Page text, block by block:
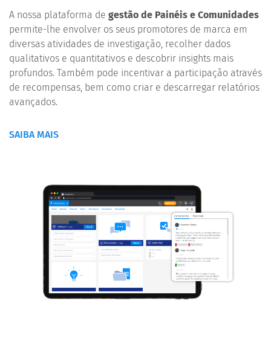
A nossa plataforma de gestão de Painéis e Comunidades
permite-lhe envolver os seus promotores de marca em
diversas atividades de investigação, recolher dados
qualitativos e quantitativos e descobrir insights mais
profundos. Também pode incentivar a participação através
de recompensas, bem como criar e descarregar relatórios
avançados.
SAIBA MAIS